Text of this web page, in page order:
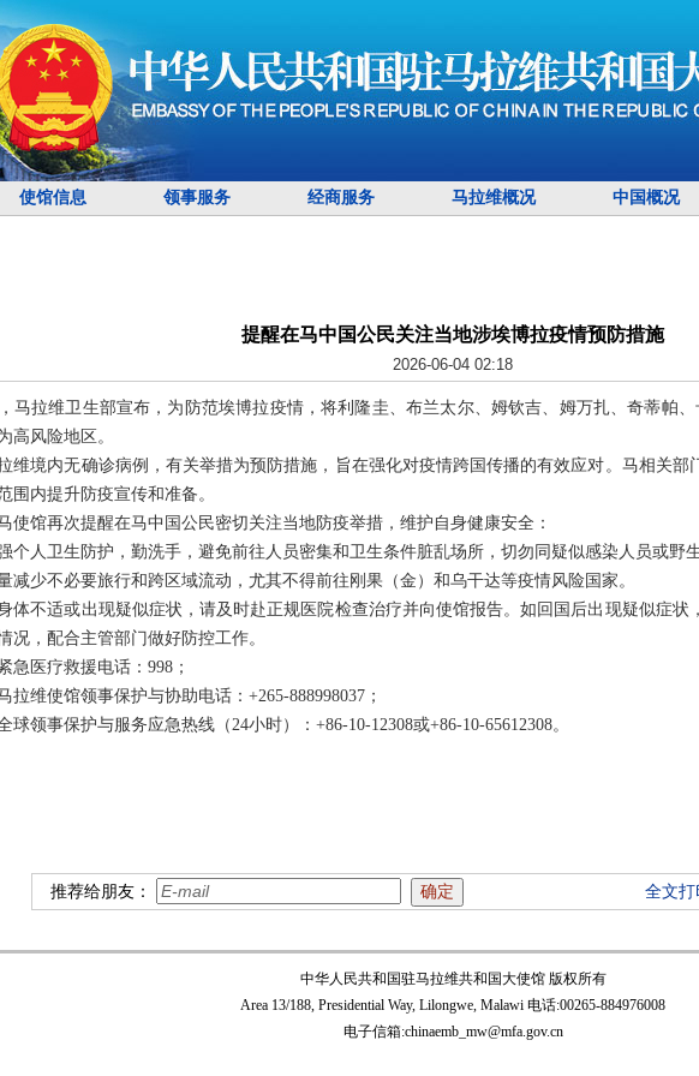
使馆信息 领事服务 经商服务 马拉维概况 中国概况
提醒在马中国公民关注当地涉埃博拉疫情预防措施
2026-06-04 02:18
马拉维卫生部宣布，为防范埃博拉疫情，将利隆圭、布兰太尔、姆钦吉、姆万扎、奇蒂帕
高风险地区。
维境内无确诊病例，有关举措为预防措施，旨在强化对疫情跨国传播的有效应对。马相关部
围内提升防疫宣传和准备。
使馆再次提醒在马中国公民密切关注当地防疫举措，维护自身健康安全：
个人卫生防护，勤洗手，避免前往人员密集和卫生条件脏乱场所，切勿同疑似感染人员或野生
减少不必要旅行和跨区域流动，尤其不得前往刚果（金）和乌干达等疫情风险国家。
体不适或出现疑似症状，请及时赴正规医院检查治疗并向使馆报告。如回国后出现疑似症状
况，配合主管部门做好防控工作。
急医疗救援电话：998；
拉维使馆领事保护与协助电话：+265-888998037；
球领事保护与服务应急热线（24小时）：+86-10-12308或+86-10-65612308。
推荐给朋友： 全文打
中华人民共和国驻马拉维共和国大使馆 版权所有
Area 13/188, Presidential Way, Lilongwe, Malawi 电话:00265-884976008
电子信箱:chinaemb_mw@mfa.gov.cn